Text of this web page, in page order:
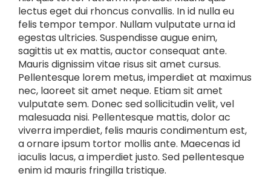
lectus eget dui rhoncus convallis. In id nulla eu
felis tempor tempor. Nullam vulputate urna id
egestas ultricies. Suspendisse augue enim,
sagittis ut ex mattis, auctor consequat ante.
Mauris dignissim vitae risus sit amet cursus.
Pellentesque lorem metus, imperdiet at maximus
nec, laoreet sit amet neque. Etiam sit amet
vulputate sem. Donec sed sollicitudin velit, vel
malesuada nisi. Pellentesque mattis, dolor ac
viverra imperdiet, felis mauris condimentum est,
a ornare ipsum tortor mollis ante. Maecenas id
iaculis lacus, a imperdiet justo. Sed pellentesque
enim id mauris fringilla tristique.